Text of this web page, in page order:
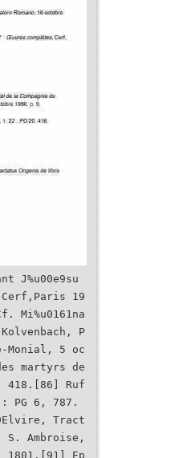
J%u00e9su
Cerf,Paris 19
P
Monial, 5 oc
martyrs de
418.[86] Ruf
PG 6, 787.
Tract
Ambroise,
Ep